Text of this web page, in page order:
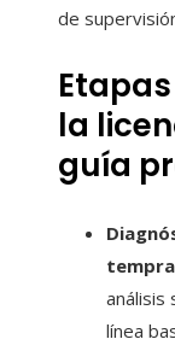
de
la
guía
análisis
línea